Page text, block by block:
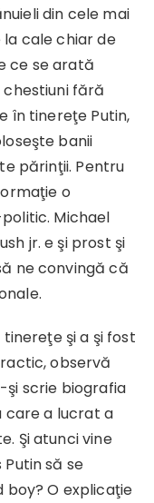
din cele mai
cale chiar de
ce se arată
fără
în tinereţe Putin,
banii
părinţii. Pentru
o
Michael
jr. e şi prost şi
ne convingă că
şi a şi fost
observă
şi scrie biografia
care a lucrat a
Şi atunci vine
să se
boy? O explicaţie